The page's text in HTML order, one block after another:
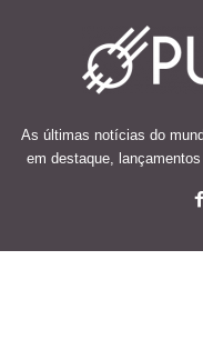
As últimas notícias do
em destaque,